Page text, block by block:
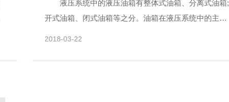
液压系统中的液压油箱有整体式油箱、分离式油箱;
开式油箱、闭式油箱等之分。油箱在液压系统中的主要
2018-03-22